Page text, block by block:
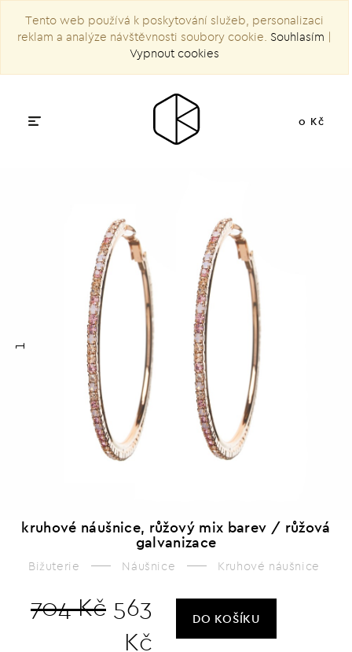
Tento web používá k poskytování služeb, personalizaci
reklam a analýze návštěvnosti soubory cookie. Souhlasím |
Vypnout cookies
0 Kč
1
kruhové náušnice, růžový mix barev / růžová
galvanizace
Bižuterie Náušnice Kruhové náušnice
704 Kč 563
Kč
DO KOŠÍKU